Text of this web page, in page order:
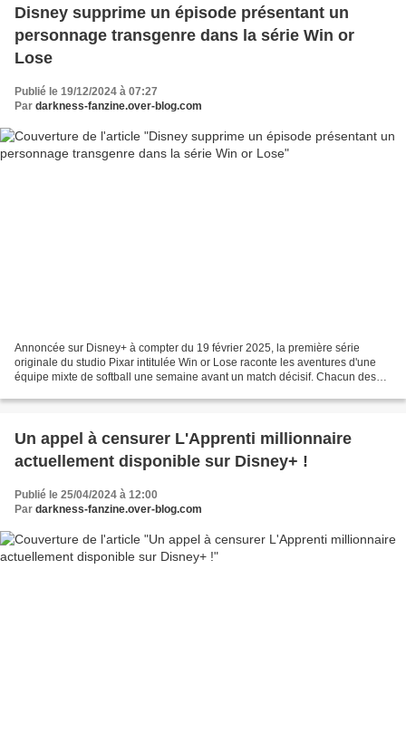
Disney supprime un épisode présentant un
personnage transgenre dans la série Win or
Lose
Publié le 19/12/2024 à 07:27
Par darkness-fanzine.over-blog.com
Annoncée sur Disney+ à compter du 19 février 2025, la première série
originale du studio Pixar intitulée Win or Lose raconte les aventures d'une
équipe mixte de softball une semaine avant un match décisif. Chacun des
Un appel à censurer L'Apprenti millionnaire
actuellement disponible sur Disney+ !
Publié le 25/04/2024 à 12:00
Par darkness-fanzine.over-blog.com